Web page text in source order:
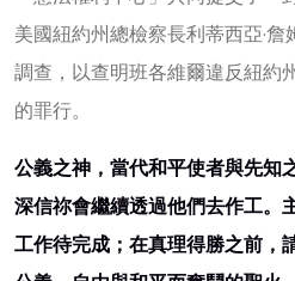
美國紐約州總檢察長利蒂西亞·
調查，以查明班各維爾違反紐約
的罪行。
公義之神，當代和平使者與先知
深信祢會繼續透過他們去作工。
工作待完成；在真理得勝之前，